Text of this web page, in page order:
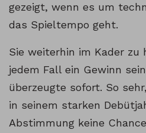
gezeigt, wenn es um
das Spieltempo geht.
Sie weiterhin im Kader zu
jedem Fall ein Gewinn
überzeugte sofort. So
in seinem starken
Abstimmung keine